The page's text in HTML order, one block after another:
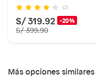
(2)
S/ 319.92 -20%
S/ 399.90
Más opciones similares